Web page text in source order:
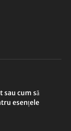
cum să
esențele